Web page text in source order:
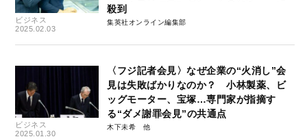
ビジネス
2025.02.03
殺到
集英社オンライン編集部
ビジネス
2025.01.30
〈フジ記者会見〉なぜ企業の“火消し”会
見は失敗ばかりなのか？ 小林製薬、ビ
ッグモーター、宝塚…専門家が指摘す
る“ダメ謝罪会見”の共通点
木下未希